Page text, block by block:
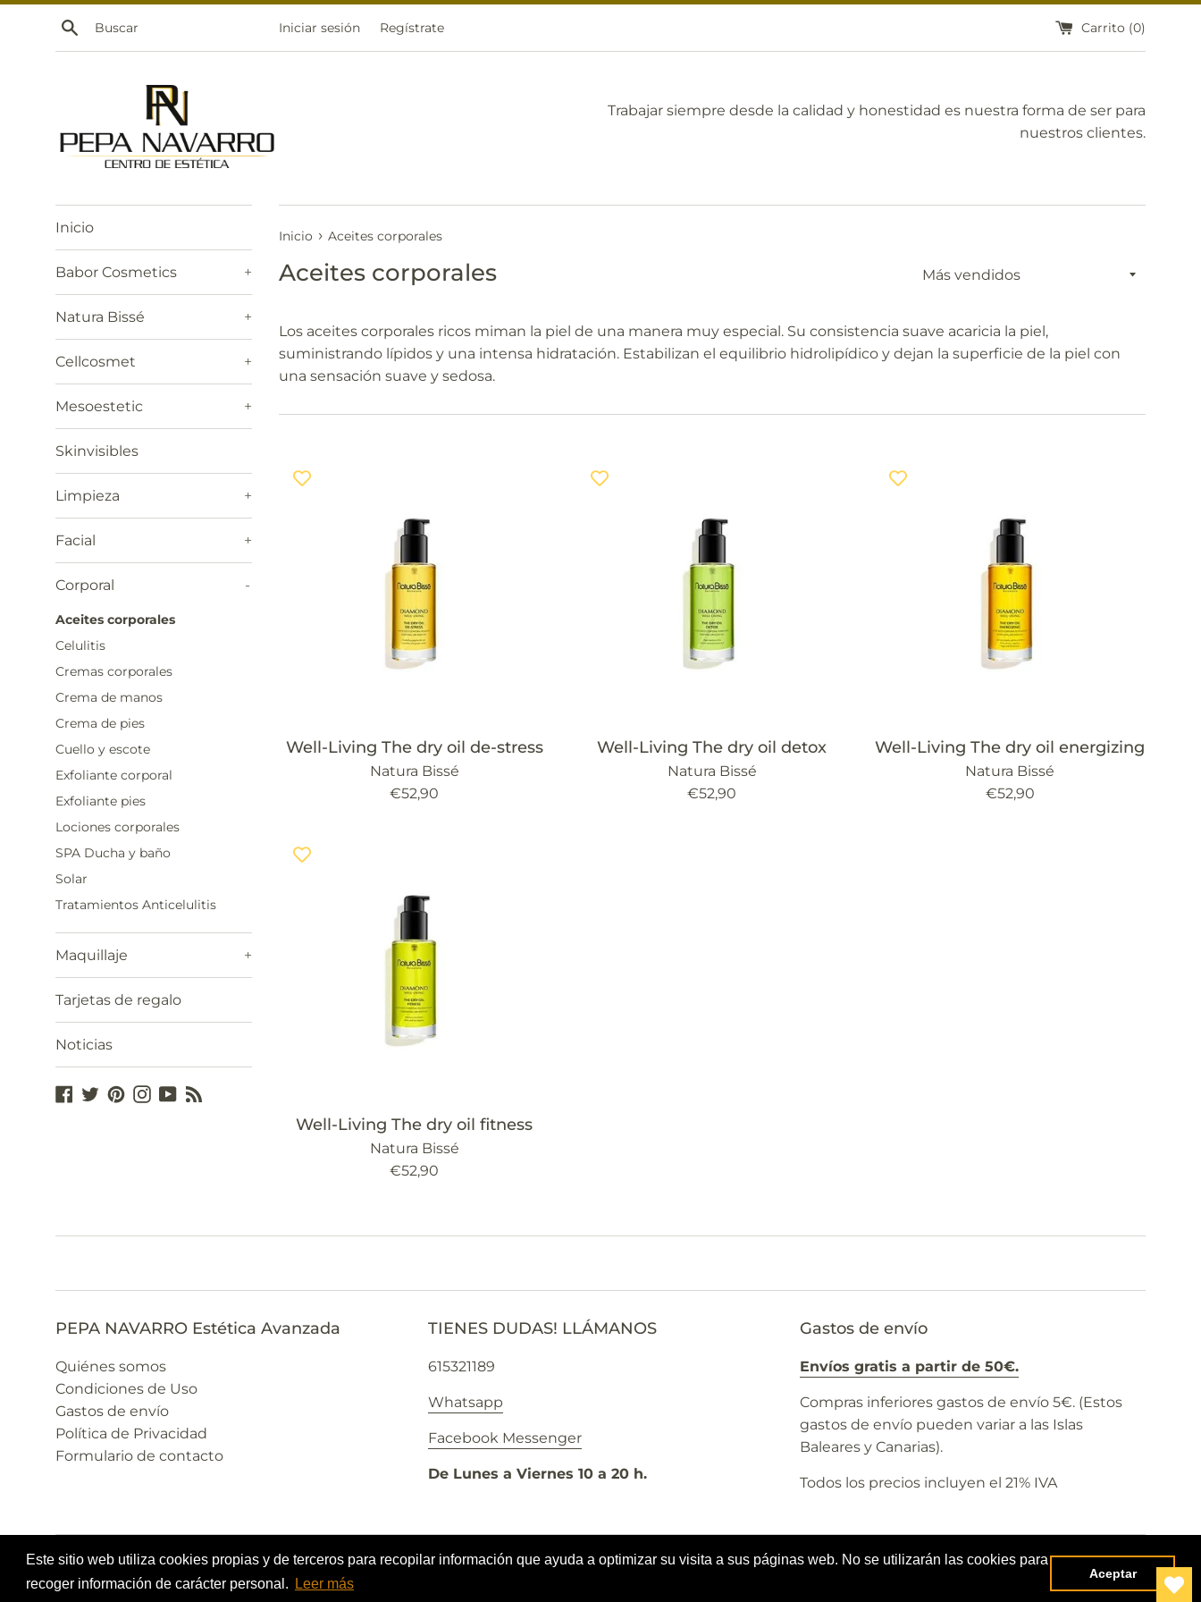
Este sitio web utiliza cookies propias y de terceros para recopilar información que ayuda a optimizar su visita a sus páginas web. No se utilizarán las cookies para
recoger información de carácter personal.
Leer más
Aceptar
Ir
directamenteBuscar Iniciar sesión Regístrate Carrito (0)
Trabajar siempre desde la calidad y honestidad es nuestra forma de ser para
nuestros clientes.
Inicio
Babor Cosmetics +
Natura Bissé +
Cellcosmet +
Mesoestetic +
Skinvisibles
Limpieza +
Facial +
Corporal -
Aceites corporales
Celulitis
Cremas corporales
Crema de manos
Crema de pies
Cuello y escote
Exfoliante corporal
Exfoliante pies
Lociones corporales
SPA Ducha y baño
Solar
Tratamientos Anticelulitis
Maquillaje +
Tarjetas de regalo
Noticias
Facebook
TwitterPinterest
Instagram
YouTube
Inicio › Aceites corporales
Aceites corporales
Ordenar
Los aceites corporales ricos miman la piel de una manera muy especial. Su consistencia suave acaricia la piel,
suministrando lípidos y una intensa hidratación. Estabilizan el equilibrio hidrolipídico y dejan la superficie de la piel con
una sensación suave y sedosa.
Well-Living The dry oil de-stress
Natura Bissé
Precio
€52,90
Well-Living The dry oil detox
Natura Bissé
Precio
€52,90
Well-Living The dry oil energizing
Natura Bissé
Precio
€52,90
Well-Living The dry oil fitness
Natura Bissé
Precio
€52,90
PEPA NAVARRO Estética Avanzada
Quiénes somos
Condiciones de Uso
Gastos de envío
Política de Privacidad
Formulario de contacto
TIENES DUDAS! LLÁMANOS
615321189
Whatsapp
Facebook Messenger
De Lunes a Viernes 10 a 20 h.
Gastos de envío
Envíos gratis a partir de 50€.
Compras inferiores gastos de envío 5€. (Estos
gastos de envío pueden variar a las Islas
Baleares y Canarias).
Todos los precios incluyen el 21% IVA
de